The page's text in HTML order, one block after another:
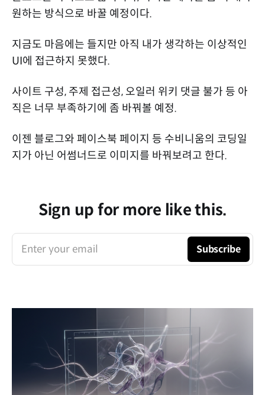
원하는 방식으로 바꿀 예정이다.
지금도 마음에는 들지만 아직 내가 생각하는 이상적인
UI에 접근하지 못했다.
사이트 구성, 주제 접근성, 오일러 위키 댓글 불가 등 아
직은 너무 부족하기에 좀 바꿔볼 예정.
이젠 블로그와 페이스북 페이지 등 수비니움의 코딩일
지가 아닌 어썸너드로 이미지를 바꿔보려고 한다.
Sign up for more like this.
Enter your email Subscribe